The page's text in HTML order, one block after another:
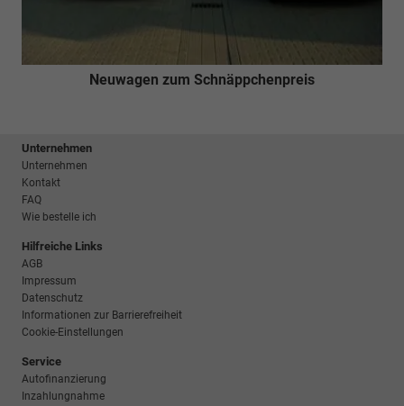
Neuwagen zum Schnäppchenpreis
Unternehmen
Unternehmen
Kontakt
FAQ
Wie bestelle ich
Hilfreiche Links
AGB
Impressum
Datenschutz
Informationen zur Barrierefreiheit
Cookie-Einstellungen
Service
Autofinanzierung
Inzahlungnahme